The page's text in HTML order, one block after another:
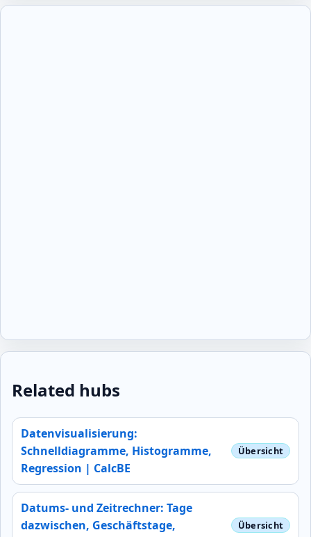
Related hubs
Datenvisualisierung:
Schnelldiagramme, Histogramme,
Regression | CalcBE
Datums- und Zeitrechner: Tage
dazwischen, Geschäftstage,